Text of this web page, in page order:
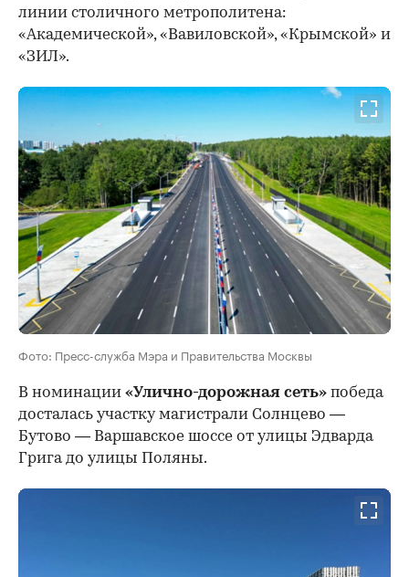
линии столичного метрополитена:
«Академической», «Вавиловской», «Крымской» и
«ЗИЛ».
Фото: Пресс-служба Мэра и Правительства Москвы
В номинации «Улично-дорожная сеть» победа
досталась участку магистрали Солнцево —
Бутово — Варшавское шоссе от улицы Эдварда
Грига до улицы Поляны.